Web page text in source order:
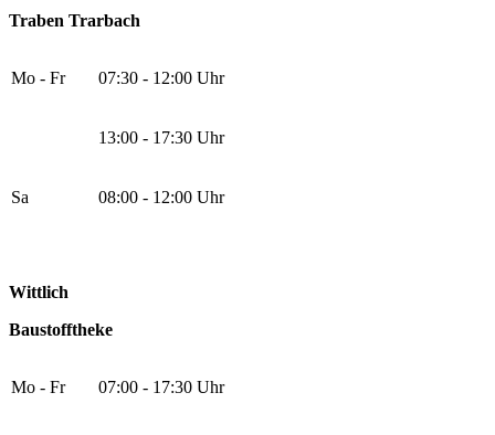
Traben Trarbach
Mo - Fr 07:30 - 12:00 Uhr
13:00 - 17:30 Uhr
Sa 08:00 - 12:00 Uhr
Wittlich
Baustofftheke
Mo - Fr 07:00 - 17:30 Uhr